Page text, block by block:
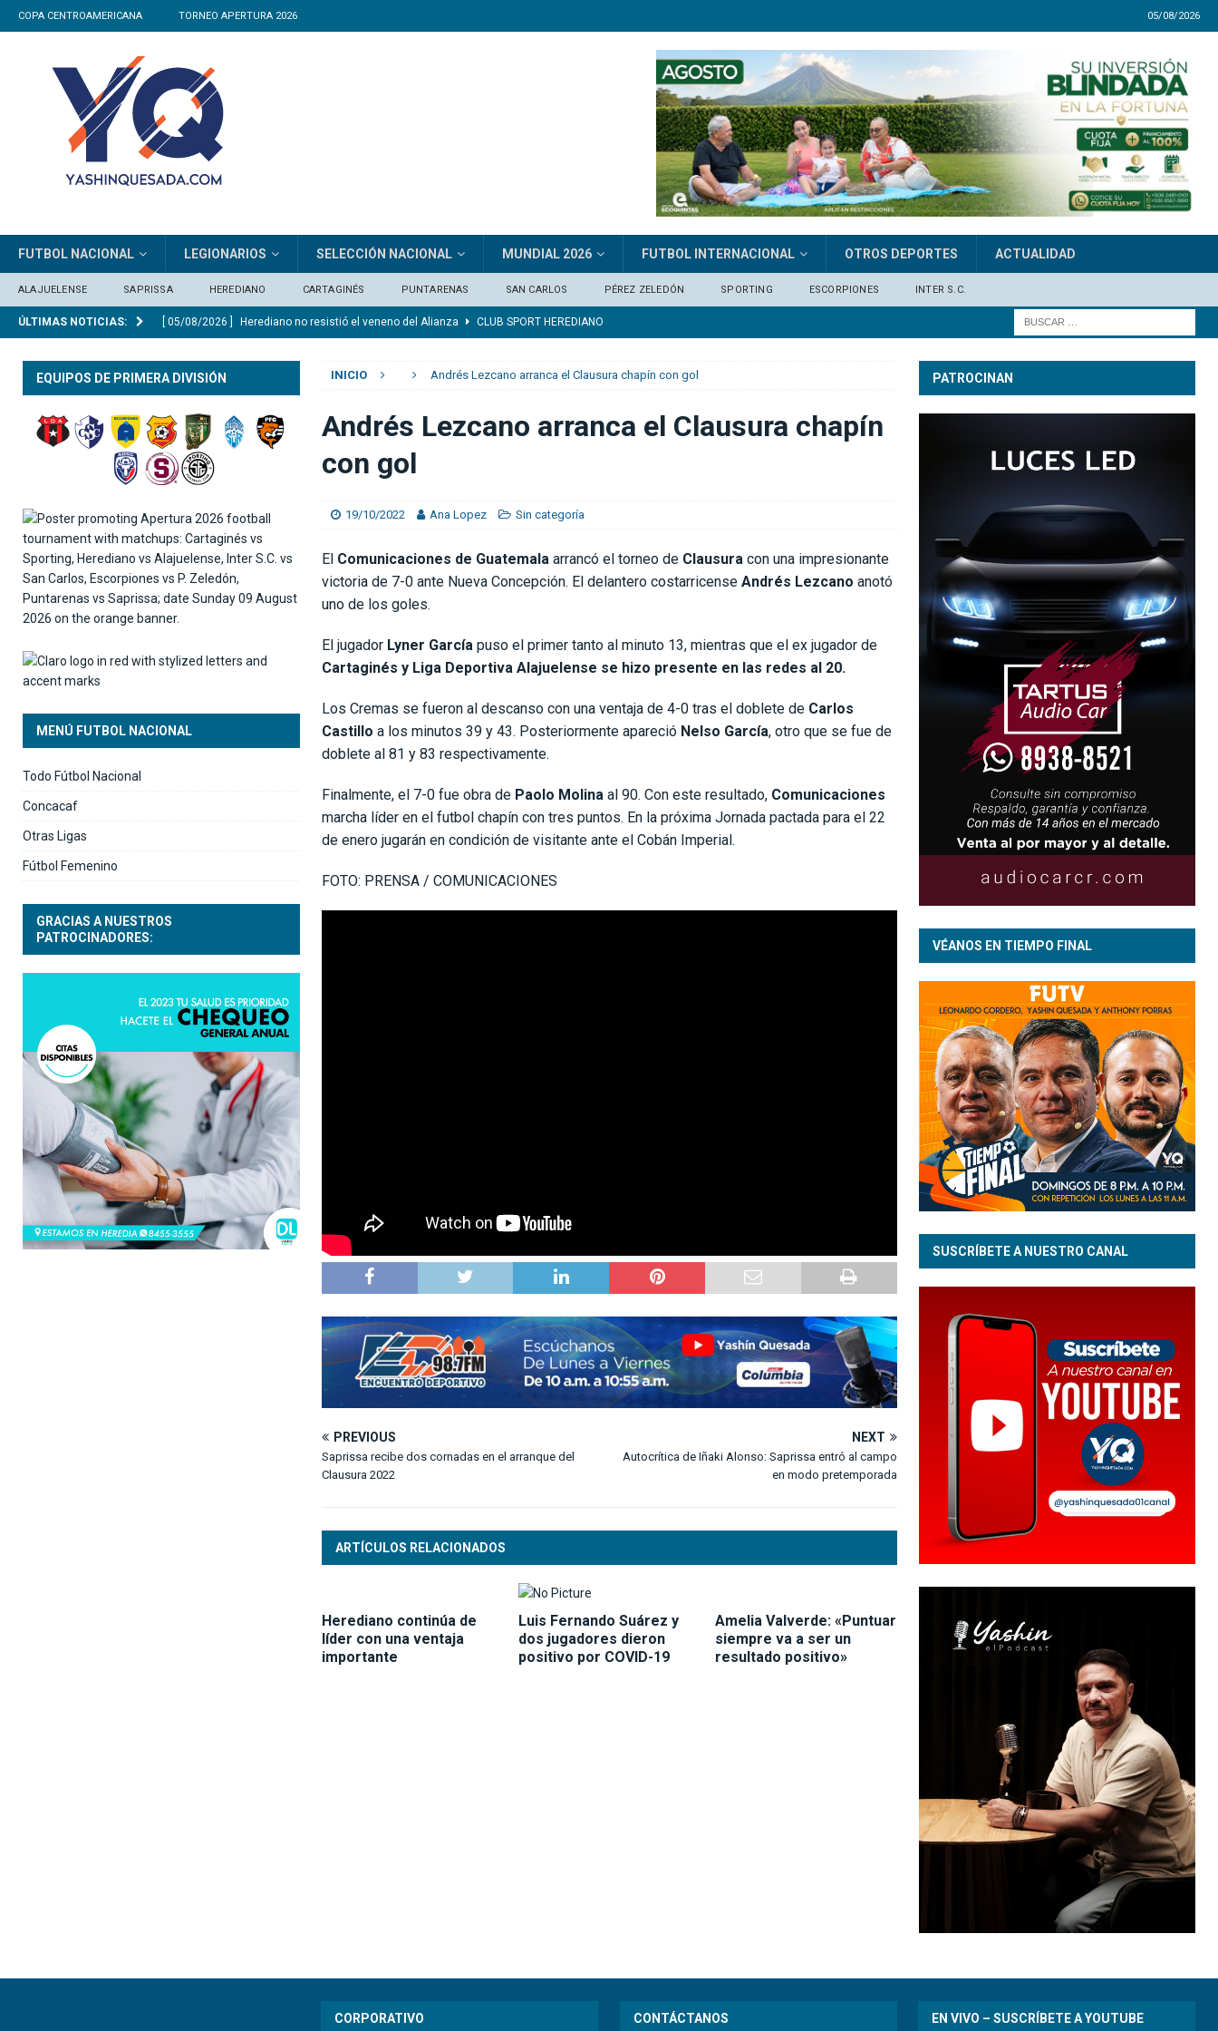
COPA CENTROAMERICANA TORNEO APERTURA 2026 05/08/2026
FUTBOL NACIONAL LEGIONARIOS SELECCIÓN NACIONAL MUNDIAL 2026 FUTBOL INTERNACIONAL OTROS DEPORTES ACTUALIDAD
ALAJUELENSE SAPRISSA HEREDIANO CARTAGINÉS PUNTARENAS SAN CARLOS PÉREZ ZELEDÓN SPORTING ESCORPIONES INTER S.C.
ÚLTIMAS NOTICIAS: [ 05/08/2026 ] Herediano no resistió el veneno del Alianza CLUB SPORT HEREDIANO
[ 05/08/2026 ] Medford: «Queremos clasificar en los próximos dos partidos» DEPORTIVO SAPRISSA
[ 05/08/2026 ] Arsenal pagará 101 millones de dólares por el brasileño Guimarães (medios) FÚTBOL INTERNACIONAL
[ 05/08/2026 ] Saprissa consigue un triunfo agónico ante Alianza
INICIO Andrés Lezcano arranca el Clausura chapín con gol
Andrés Lezcano arranca el Clausura chapín
con gol
19/10/2022 Ana Lopez Sin categoría
El Comunicaciones de Guatemala arrancó el torneo de Clausura con una impresionante
victoria de 7-0 ante Nueva Concepción. El delantero costarricense Andrés Lezcano anotó
uno de los goles.
El jugador Lyner García puso el primer tanto al minuto 13, mientras que el ex jugador de
Cartaginés y Liga Deportiva Alajuelense se hizo presente en las redes al 20.
Los Cremas se fueron al descanso con una ventaja de 4-0 tras el doblete de Carlos
Castillo a los minutos 39 y 43. Posteriormente apareció Nelso García, otro que se fue de
doblete al 81 y 83 respectivamente.
Finalmente, el 7-0 fue obra de Paolo Molina al 90. Con este resultado, Comunicaciones
marcha líder en el futbol chapín con tres puntos. En la próxima Jornada pactada para el 22
de enero jugarán en condición de visitante ante el Cobán Imperial.
FOTO: PRENSA / COMUNICACIONES
PREVIOUS
Saprissa recibe dos cornadas en el arranque del
Clausura 2022
NEXT
Autocrítica de Iñaki Alonso: Saprissa entró al campo
en modo pretemporada
ARTÍCULOS RELACIONADOS
Herediano continúa de
líder con una ventaja
importante
Luis Fernando Suárez y
dos jugadores dieron
positivo por COVID-19
Amelia Valverde: «Puntuar
siempre va a ser un
resultado positivo»
EQUIPOS DE PRIMERA DIVISIÓN
MENÚ FUTBOL NACIONAL
Todo Fútbol Nacional
Concacaf
Otras Ligas
Fútbol Femenino
GRACIAS A NUESTROS
PATROCINADORES:
PATROCINAN
VÉANOS EN TIEMPO FINAL
SUSCRÍBETE A NUESTRO CANAL
CORPORATIVO CONTÁCTANOS EN VIVO – SUSCRÍBETE A YOUTUBE